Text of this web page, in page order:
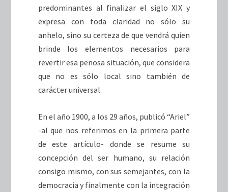
predominantes al finalizar el siglo XIX y
expresa con toda claridad no sólo su
anhelo, sino su certeza de que vendrá quien
brinde los elementos necesarios para
revertir esa penosa situación, que considera
que no es sólo local sino también de
carácter universal.
En el año 1900, a los 29 años, publicó “Ariel”
-al que nos referimos en la primera parte
de este artículo- donde se resume su
concepción del ser humano, su relación
consigo mismo, con sus semejantes, con la
democracia y finalmente con la integración